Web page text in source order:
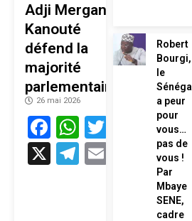
Adji Mergane
Kanouté
défend la
majorité
parlementaire
26 mai 2026
Facebook
WhatsApp
Twitter
X
Telegram
Email
Robert
Bourgi,
le
Sénégal
a peur
pour
vous…
pas de
vous !
Par
Mbaye
SENE,
cadre